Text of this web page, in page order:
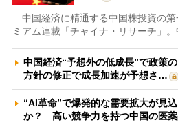
中国経済に精通する中国株投資の第
ミアム連載「チャイナ・リサーチ」。
中国経済“予想外の低成長”で政策
方針の修正で成長加速が予想さ…
“AI革命”で爆発的な需要拡大が見
か？ 高い競争力を持つ中国の医